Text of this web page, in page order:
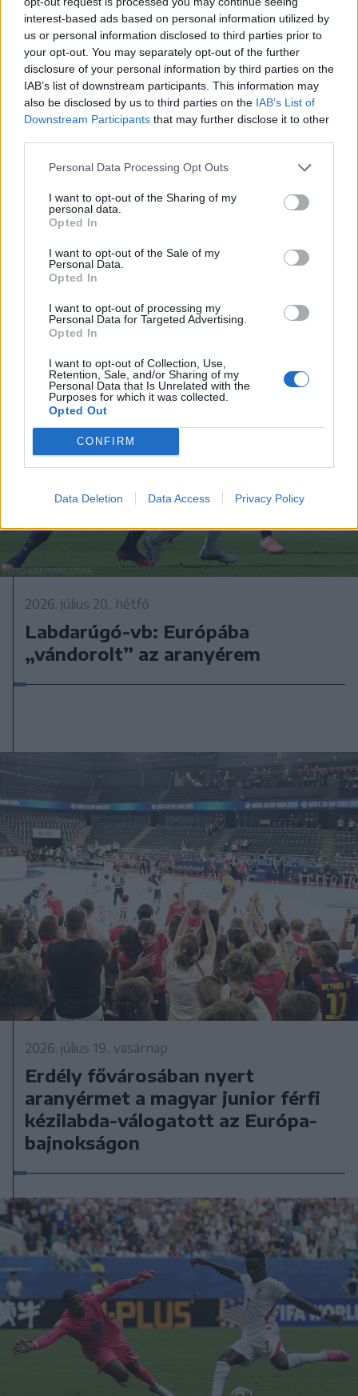
interest-based ads based on personal information utilized by
us or personal information disclosed to third parties prior to
your opt-out. You may separately opt-out of the further
disclosure of your personal information by third parties on the
IAB’s list of downstream participants. This information may
also be disclosed by us to third parties on the IAB’s List of
Downstream Participants that may further disclose it to other
Personal Data Processing Opt Outs
I want to opt-out of the Sharing of my
personal data.
Opted In
I want to opt-out of the Sale of my
Personal Data.
Opted In
I want to opt-out of processing my
Personal Data for Targeted Advertising.
Opted In
I want to opt-out of Collection, Use,
Retention, Sale, and/or Sharing of my
Personal Data that Is Unrelated with the
Purposes for which it was collected.
Opted Out
CONFIRM
Data Deletion Data Access Privacy Policy
2026. július 20., hétfő
„Helyén volt a szívünk”.
Főszereplők értékelték a
kézilabda-válogatott kolozsvári
Eb-diadalát
2026. július 20., hétfő
Labdarúgó-vb: Európába
„vándorolt” az aranyérem
2026. július 19., vasárnap
Erdély fővárosában nyert
aranyérmet a magyar junior férfi
kézilabda-válogatott az Európa-
bajnokságon